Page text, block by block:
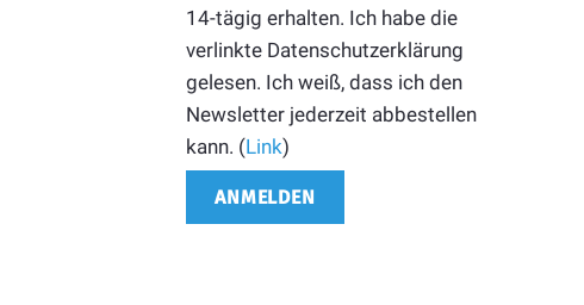
14-tägig erhalten. Ich habe die
verlinkte Datenschutzerklärung
gelesen. Ich weiß, dass ich den
Newsletter jederzeit abbestellen
kann. (Link)